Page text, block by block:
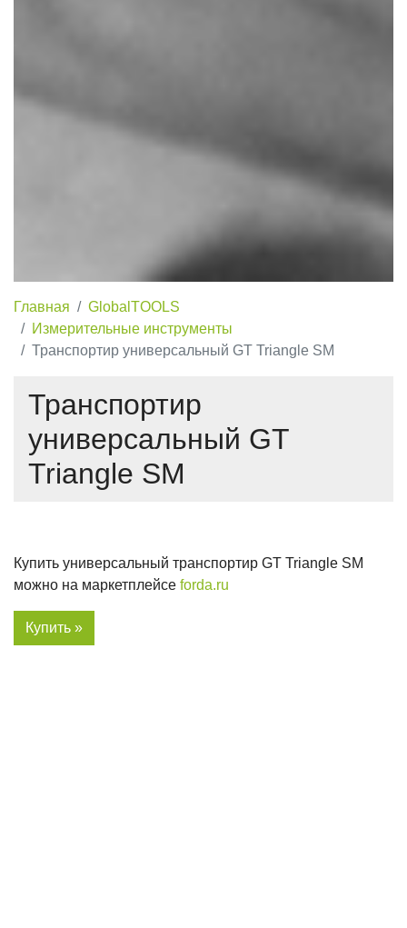
Главная
GlobalTOOLS
Измерительные инструменты
Транспортир универсальный GT Triangle SM
Транспортир
универсальный GT
Triangle SM
Купить универсальный транспортир GT Triangle SM
можно на маркетплейсе forda.ru
Купить »